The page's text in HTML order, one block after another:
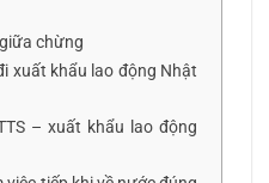
chừng
xuất khẩu lao động Nhật
– xuất khẩu lao động